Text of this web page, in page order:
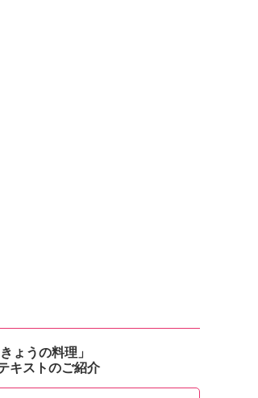
ょうの料理」
キストのご紹介